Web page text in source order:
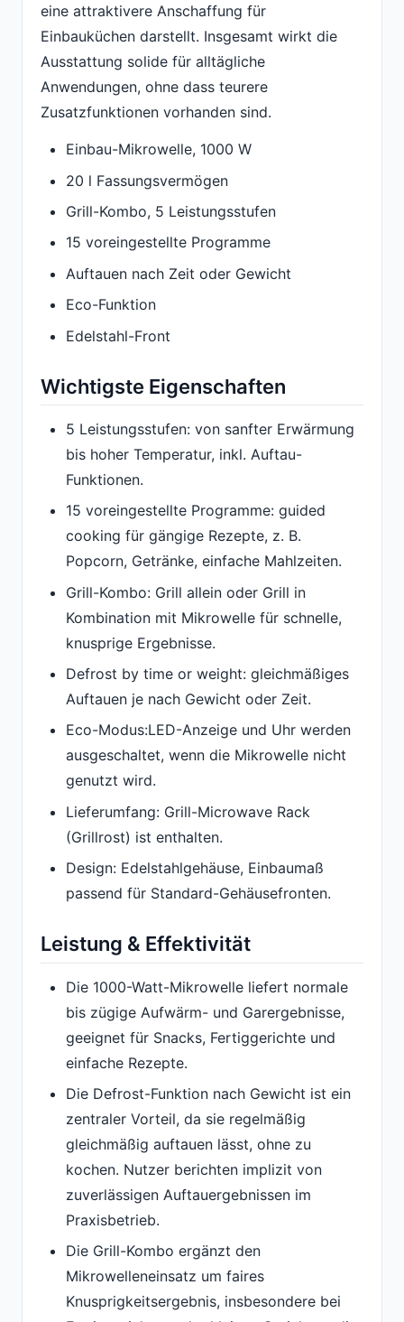
eine attraktivere Anschaffung für
Einbauküchen darstellt. Insgesamt wirkt die
Ausstattung solide für alltägliche
Anwendungen, ohne dass teurere
Zusatzfunktionen vorhanden sind.
Einbau-Mikrowelle, 1000 W
20 l Fassungsvermögen
Grill-Kombo, 5 Leistungsstufen
15 voreingestellte Programme
Auftauen nach Zeit oder Gewicht
Eco-Funktion
Edelstahl-Front
Wichtigste Eigenschaften
5 Leistungsstufen: von sanfter Erwärmung
bis hoher Temperatur, inkl. Auftau-
Funktionen.
15 voreingestellte Programme: guided
cooking für gängige Rezepte, z. B.
Popcorn, Getränke, einfache Mahlzeiten.
Grill-Kombo: Grill allein oder Grill in
Kombination mit Mikrowelle für schnelle,
knusprige Ergebnisse.
Defrost by time or weight: gleichmäßiges
Auftauen je nach Gewicht oder Zeit.
Eco-Modus:LED-Anzeige und Uhr werden
ausgeschaltet, wenn die Mikrowelle nicht
genutzt wird.
Lieferumfang: Grill-Microwave Rack
(Grillrost) ist enthalten.
Design: Edelstahlgehäuse, Einbaumaß
passend für Standard-Gehäusefronten.
Leistung & Effektivität
Die 1000-Watt-Mikrowelle liefert normale
bis zügige Aufwärm- und Garergebnisse,
geeignet für Snacks, Fertiggerichte und
einfache Rezepte.
Die Defrost-Funktion nach Gewicht ist ein
zentraler Vorteil, da sie regelmäßig
gleichmäßig auftauen lässt, ohne zu
kochen. Nutzer berichten implizit von
zuverlässigen Auftauergebnissen im
Praxisbetrieb.
Die Grill-Kombo ergänzt den
Mikrowelleneinsatz um faires
Knusprigkeitsergebnis, insbesondere bei